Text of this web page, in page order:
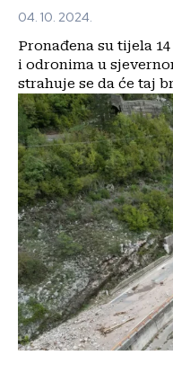
04. 10. 2024.
Pronađena su tijela
i odronima u
strahuje se da će taj